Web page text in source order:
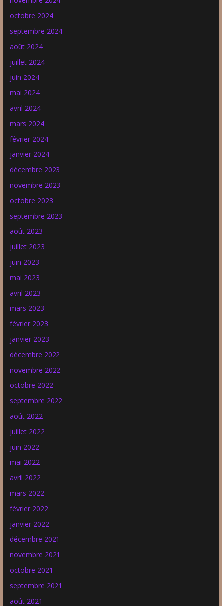
octobre 2024
septembre 2024
août 2024
juillet 2024
juin 2024
mai 2024
avril 2024
mars 2024
février 2024
janvier 2024
décembre 2023
novembre 2023
octobre 2023
septembre 2023
août 2023
juillet 2023
juin 2023
mai 2023
avril 2023
mars 2023
février 2023
janvier 2023
décembre 2022
novembre 2022
octobre 2022
septembre 2022
août 2022
juillet 2022
juin 2022
mai 2022
avril 2022
mars 2022
février 2022
janvier 2022
décembre 2021
novembre 2021
octobre 2021
septembre 2021
août 2021